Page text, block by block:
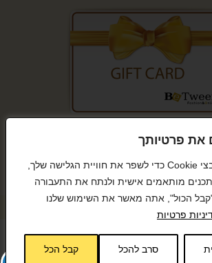
את פרטיותך
אנו משתמשים בקובצי Cookie כדי לשפר את חוויית הגלישה שלך,
מותאמים אישית ולנתח את התעבורה
הכול", אתה מאשר את השימוש שלנו
פרטיות
סרב להכל קבל הכל
קנייה מאובטחת
© כל הזכויות שמורות BeTween